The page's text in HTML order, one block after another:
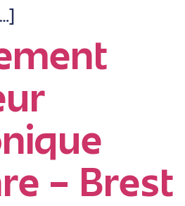
– Brest